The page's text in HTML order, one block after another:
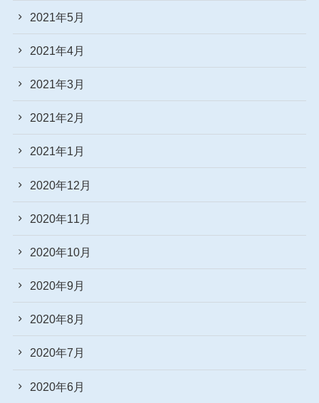
2021年5月
2021年4月
2021年3月
2021年2月
2021年1月
2020年12月
2020年11月
2020年10月
2020年9月
2020年8月
2020年7月
2020年6月